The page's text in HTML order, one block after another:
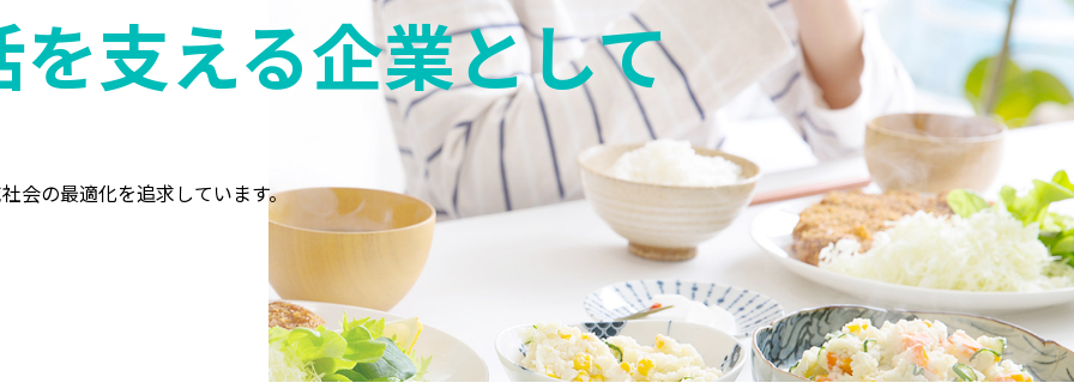
支える企業として
会の最適化を追求しています。